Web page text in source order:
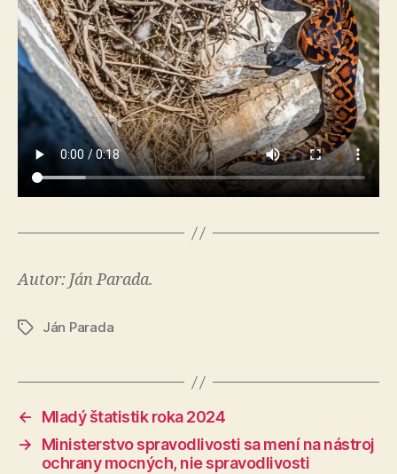
Autor: Ján Parada.
ZnačkyJán Parada
←
Mladý štatistik roka 2024
→
Ministerstvo spravodlivosti sa mení na nástroj
ochrany mocných, nie spravodlivosti